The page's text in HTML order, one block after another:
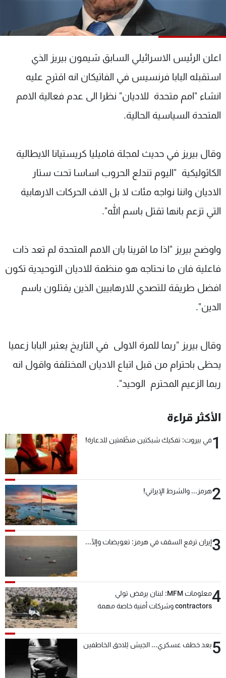
اعلن الرئيس الاسرائيلي السابق شيمون بيريز الذي
استقبله البابا فرنسيس في الفاتيكان انه اقترح عليه
انشاء "امم متحدة للاديان" نظرا الى عدم فعالية الامم
المتحدة السياسية الحالية.
وقال بيريز في حديث لمجلة فاميليا كريستيانا الايطالية
الكاثوليكية "اليوم تندلع الحروب اساسا تحت ستار
الاديان واننا نواجه مئات لا بل الاف الحركات الارهابية
التي تزعم بانها تقتل باسم الله".
واوضح بيريز "اذا ما اقرينا بان الامم المتحدة لم تعد ذات
فاعلية فان ما نحتاجه هو منظمة للاديان التوحيدية تكون
افضل طريقة للتصدي للارهابيين الذين يقتلون باسم
الدين".
وقال بيريز "ربما للمرة الاولى في التاريخ يعتبر البابا زعميا
يحظى باحترام من قبل اتباع الاديان المختلفة واقول انه
ربما الزعيم المحترم الوحيد".
الأكثر قراءة
1في بيروت: تفكيك شبكتين منظّمتين للدعارة!
2هرمز... والشرط الإيراني!
3إيران ترفع السقف في هرمز: تعويضات وإلّا...
4
معلومات MFM: لبنان يرفض تولي
contractors وشركات أمنية خاصة مهمة
5بعد خطف عسكري... الجيش يُلاحق الخاطفين
شاهد البرامج
الترددات
عن MTV
لاعلاناتكم
وظائف
شروط الإسـتخدام